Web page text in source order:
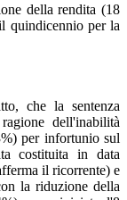
della rendita (18
quindicennio per la
che la sentenza
dell'inabilità
per infortunio sul
costituita in data
il ricorrente) e
la riduzione della